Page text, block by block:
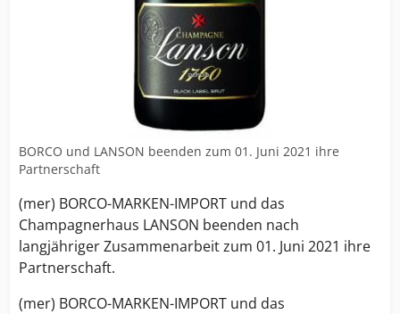
BORCO und LANSON beenden zum 01. Juni 2021 ihre
Partnerschaft
(mer) BORCO-MARKEN-IMPORT und das
Champagnerhaus LANSON beenden nach
langjähriger Zusammenarbeit zum 01. Juni 2021 ihre
Partnerschaft.
(mer) BORCO-MARKEN-IMPORT und das